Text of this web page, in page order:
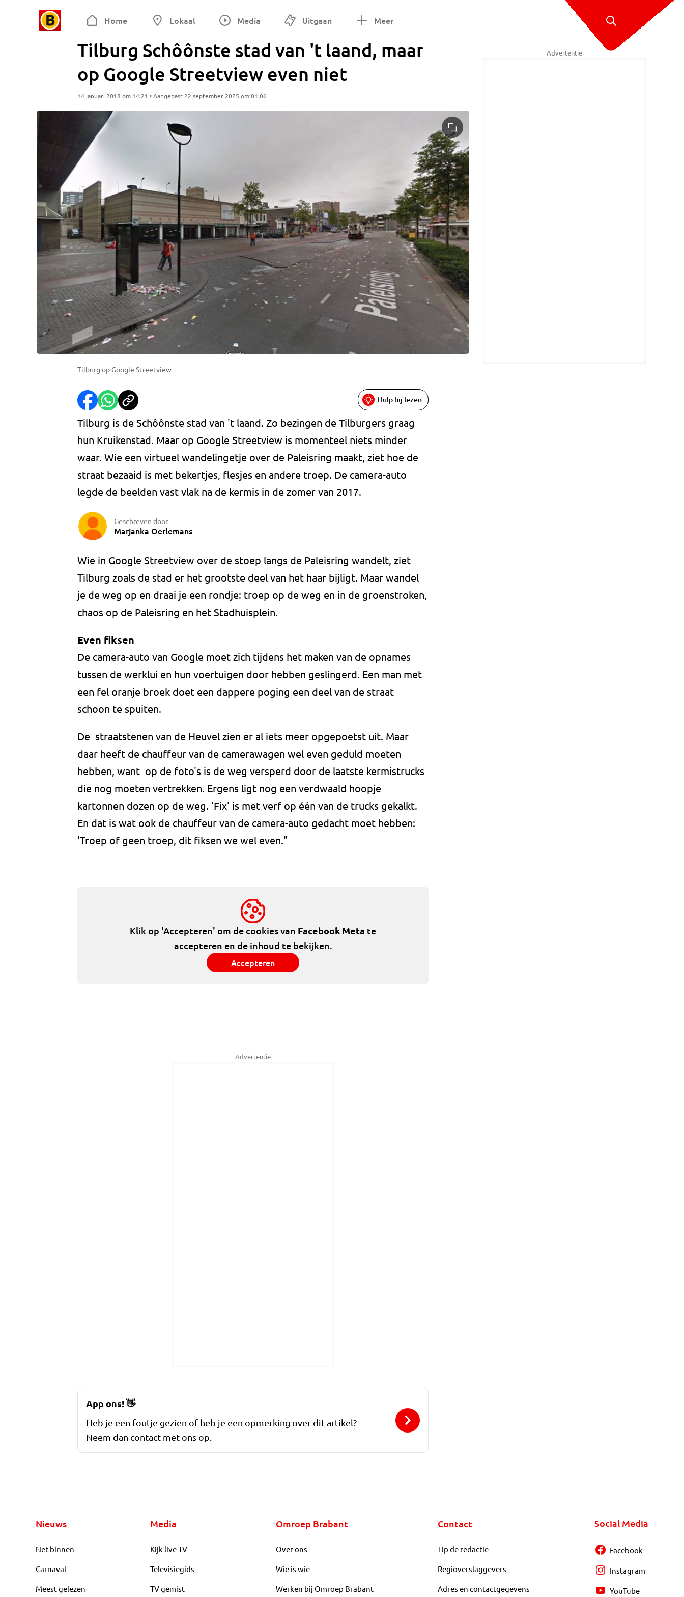
Home Lokaal Media Uitgaan Meer
Tilburg Schôônste stad van 't laand, maar
op Google Streetview even niet
14 januari 2018 om 14:21 • Aangepast 22 september 2025 om 01:06
Tilburg op Google Streetview
Hulp bij lezen
Tilburg is de Schôônste stad van 't laand. Zo bezingen de Tilburgers graag
hun Kruikenstad. Maar op Google Streetview is momenteel niets minder
waar. Wie een virtueel wandelingetje over de Paleisring maakt, ziet hoe de
straat bezaaid is met bekertjes, flesjes en andere troep. De camera-auto
legde de beelden vast vlak na de kermis in de zomer van 2017.
Geschreven door
Marjanka Oerlemans
Wie in Google Streetview over de stoep langs de Paleisring wandelt, ziet
Tilburg zoals de stad er het grootste deel van het haar bijligt. Maar wandel
je de weg op en draai je een rondje: troep op de weg en in de groenstroken,
chaos op de Paleisring en het Stadhuisplein.
Even fiksen
De camera-auto van Google moet zich tijdens het maken van de opnames
tussen de werklui en hun voertuigen door hebben geslingerd. Een man met
een fel oranje broek doet een dappere poging een deel van de straat
schoon te spuiten.
De straatstenen van de Heuvel zien er al iets meer opgepoetst uit. Maar
daar heeft de chauffeur van de camerawagen wel even geduld moeten
hebben, want op de foto's is de weg versperd door de laatste kermistrucks
die nog moeten vertrekken. Ergens ligt nog een verdwaald hoopje
kartonnen dozen op de weg. 'Fix' is met verf op één van de trucks gekalkt.
En dat is wat ook de chauffeur van de camera-auto gedacht moet hebben:
'Troep of geen troep, dit fiksen we wel even."
Klik op 'Accepteren' om de cookies van Facebook Meta te
accepteren en de inhoud te bekijken.
Accepteren
Advertentie
Advertentie
App ons!👋
Heb je een foutje gezien of heb je een opmerking over dit artikel?
Neem dan contact met ons op.
Nieuws
Net binnen
Carnaval
Meest gelezen
Media
Kijk live TV
Televisiegids
TV gemist
Omroep Brabant
Over ons
Wie is wie
Werken bij Omroep Brabant
Contact
Tip de redactie
Regioverslaggevers
Adres en contactgegevens
Social Media
Facebook
Instagram
YouTube